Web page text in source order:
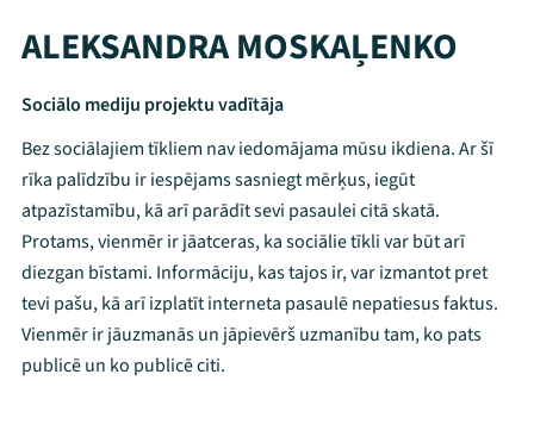
ALEKSANDRA MOSKAĻENKO
Sociālo mediju projektu vadītāja
Bez sociālajiem tīkliem nav iedomājama mūsu ikdiena. Ar šī
rīka palīdzību ir iespējams sasniegt mērķus, iegūt
atpazīstamību, kā arī parādīt sevi pasaulei citā skatā.
Protams, vienmēr ir jāatceras, ka sociālie tīkli var būt arī
diezgan bīstami. Informāciju, kas tajos ir, var izmantot pret
tevi pašu, kā arī izplatīt interneta pasaulē nepatiesus faktus.
Vienmēr ir jāuzmanās un jāpievērš uzmanību tam, ko pats
publicē un ko publicē citi.